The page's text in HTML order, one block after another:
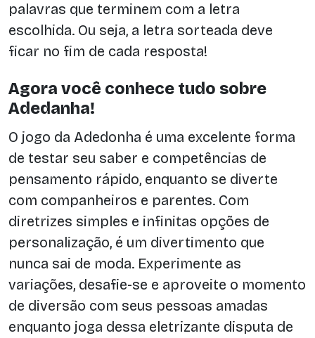
palavras que terminem com a letra
escolhida. Ou seja, a letra sorteada deve
ficar no fim de cada resposta!
Agora você conhece tudo sobre
Adedanha!
O jogo da Adedonha é uma excelente forma
de testar seu saber e competências de
pensamento rápido, enquanto se diverte
com companheiros e parentes. Com
diretrizes simples e infinitas opções de
personalização, é um divertimento que
nunca sai de moda. Experimente as
variações, desafie-se e aproveite o momento
de diversão com seus pessoas amadas
enquanto joga dessa eletrizante disputa de